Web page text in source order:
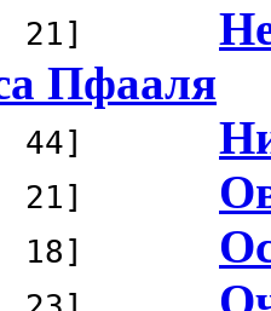
[ 21]
Пфааля
[ 44]
[ 21]
[ 18]